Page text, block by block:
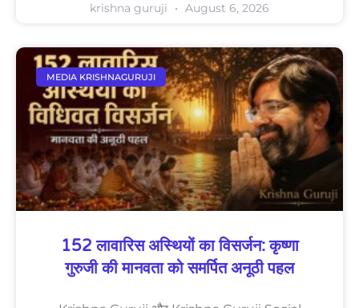
krishna guruji August 6, 2026
MEDIA KRISHNAGURUJI
152 लावारिस अस्थियों का विसर्जन: कृष्णा
गुरुजी की मानवता को समर्पित अनूठी पहल